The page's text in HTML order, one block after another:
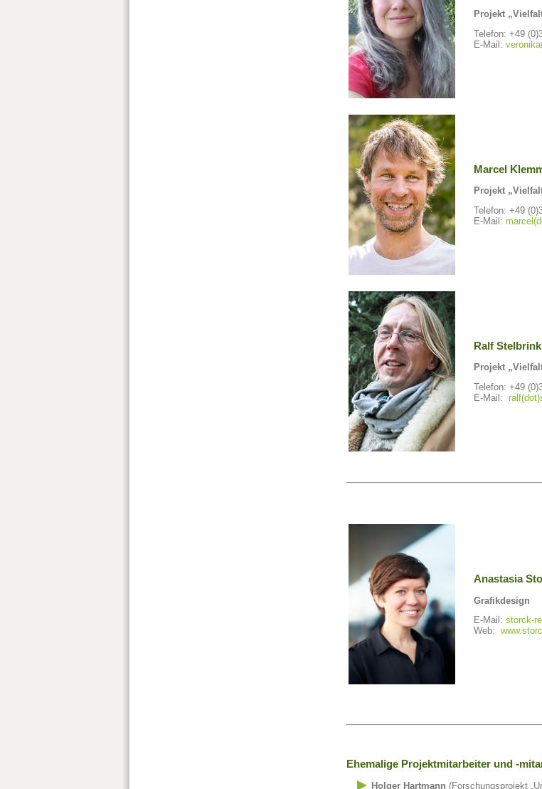
Projekt
Telefon: +49
E-Mail:
Marcel
Projekt
Telefon: +49
E-Mail:
Ralf Stelbrink
Projekt
Telefon: +49
E-Mail:
Anastasia
Grafikdesign
E-Mail: storck-
Web:
Ehemalige Projektmitarbeiter und -
Holger Hartmann (Forschungsprojekt